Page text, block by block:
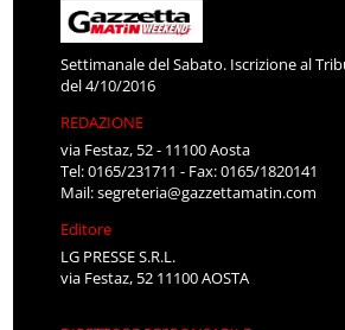
Settimanale del Sabato. Iscrizione al
del 4/10/2016
REDAZIONE
via Festaz, 52 - 11100 Aosta
Tel: 0165/231711 - Fax: 0165/1820141
Mail:segreteria@gazzettamatin.com
Editore
LG PRESSE S.R.L.
via Festaz, 52 11100 AOSTA